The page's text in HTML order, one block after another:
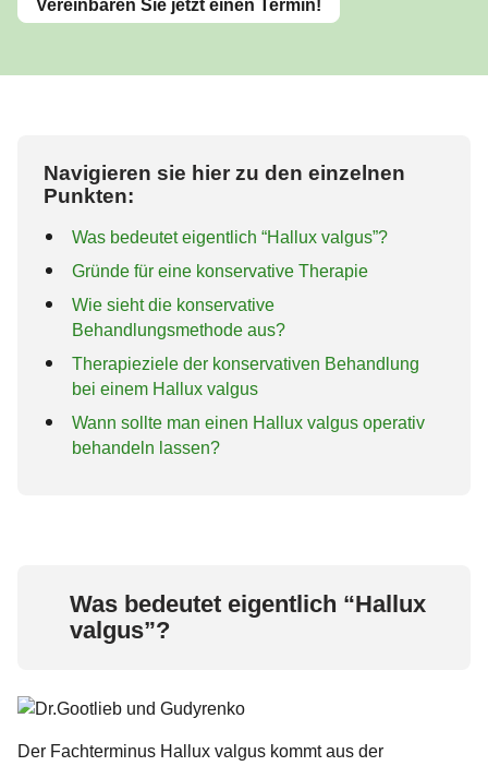
Vereinbaren Sie jetzt einen Termin!
Navigieren sie hier zu den einzelnen
Punkten:
Was bedeutet eigentlich “Hallux valgus”?
Gründe für eine konservative Therapie
Wie sieht die konservative
Behandlungsmethode aus?
Therapieziele der konservativen Behandlung
bei einem Hallux valgus
Wann sollte man einen Hallux valgus operativ
behandeln lassen?
Was bedeutet eigentlich “Hallux
valgus”?
Der Fachterminus Hallux valgus kommt aus der